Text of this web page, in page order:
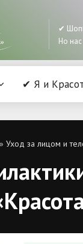
✔
Но нас
✔ Я и
» Уход за лицом и